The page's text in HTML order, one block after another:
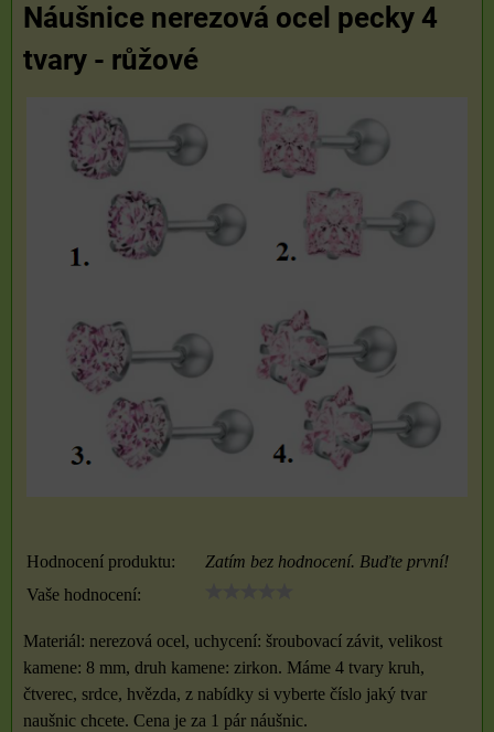
Náušnice nerezová ocel pecky 4
tvary - růžové
Hodnocení produktu:
Zatím bez hodnocení. Buďte první!
Vaše hodnocení:
Materiál: nerezová ocel, uchycení: šroubovací závit, velikost
kamene: 8 mm, druh kamene: zirkon. Máme 4 tvary kruh,
čtverec, srdce, hvězda, z nabídky si vyberte číslo jaký tvar
naušnic chcete. Cena je za 1 pár náušnic.